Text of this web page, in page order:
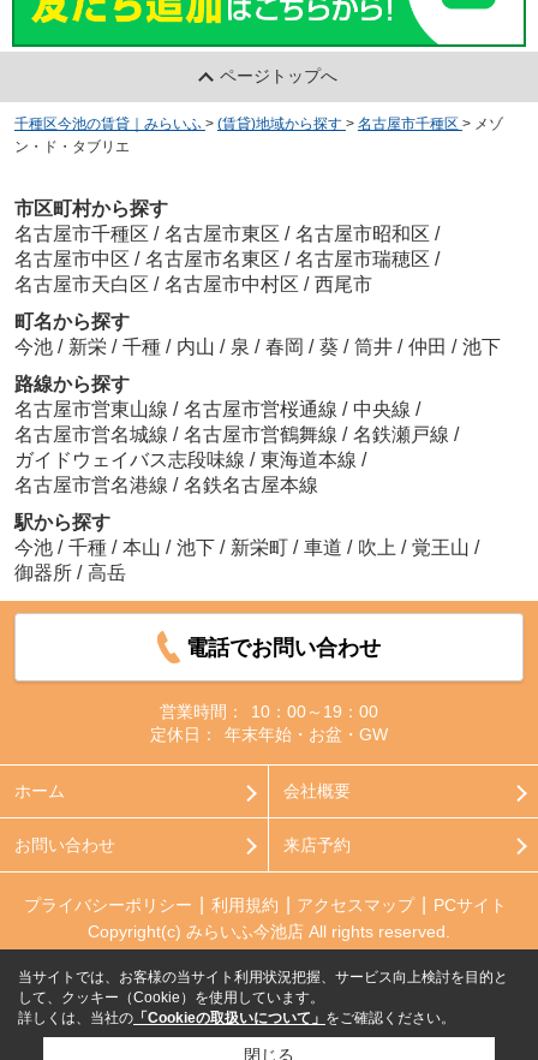
ページトップへ
千種区今池の賃貸｜みらいふ > (賃貸)地域から探す > 名古屋市千種区 > メゾ
ン・ド・タブリエ
市区町村から探す
名古屋市千種区 / 名古屋市東区 / 名古屋市昭和区 /
名古屋市中区 / 名古屋市名東区 / 名古屋市瑞穂区 /
名古屋市天白区 / 名古屋市中村区 / 西尾市
町名から探す
今池 / 新栄 / 千種 / 内山 / 泉 / 春岡 / 葵 / 筒井 / 仲田 / 池下
路線から探す
名古屋市営東山線 / 名古屋市営桜通線 / 中央線 /
名古屋市営名城線 / 名古屋市営鶴舞線 / 名鉄瀬戸線 /
ガイドウェイバス志段味線 / 東海道本線 /
名古屋市営名港線 / 名鉄名古屋本線
駅から探す
今池 / 千種 / 本山 / 池下 / 新栄町 / 車道 / 吹上 / 覚王山 /
御器所 / 高岳
電話でお問い合わせ
営業時間：
10：00～19：00
定休日：
年末年始・お盆・GW
ホーム 会社概要
お問い合わせ 来店予約
プライバシーポリシー 利用規約 アクセスマップ
PCサイト
Copyright(c) みらいふ今池店 All rights reserved.
当サイトでは、お客様の当サイト利用状況把握、サービス向上検討を目的と
して、クッキー（Cookie）を使用しています。
詳しくは、当社の 「Cookieの取扱いについて」 をご確認ください。
閉じる